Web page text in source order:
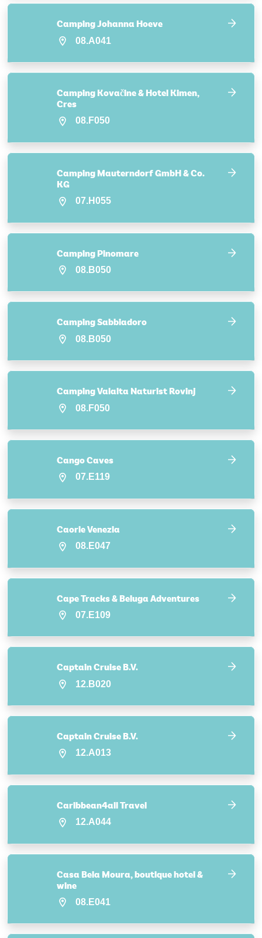
Camping Johanna Hoeve
08.A041
Camping Kovačine & Hotel Kimen,
Cres
08.F050
Camping Mauterndorf GmbH & Co.
KG
07.H055
Camping Pinomare
08.B050
Camping Sabbiadoro
08.B050
Camping Valalta Naturist Rovinj
08.F050
Cango Caves
07.E119
Caorle Venezia
08.E047
Cape Tracks & Beluga Adventures
07.E109
Captain Cruise B.V.
12.B020
Captain Cruise B.V.
12.A013
Caribbean4all Travel
12.A044
Casa Bela Moura, boutique hotel &
wine
08.E041